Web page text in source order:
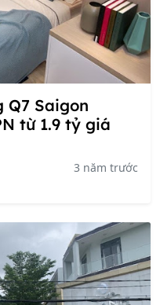
Q7 Saigon
từ 1.9 tỷ giá
3 năm trước